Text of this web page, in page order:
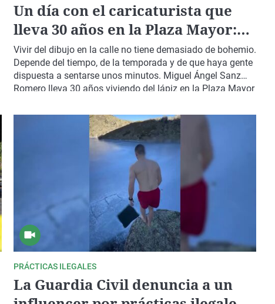
Un día con el caricaturista que
lleva 30 años en la Plaza Mayor:
"Empecé dibujando caricaturas
de mis profesores"
Vivir del dibujo en la calle no tiene demasiado de bohemio.
Depende del tiempo, de la temporada y de que haya gente
dispuesta a sentarse unos minutos. Miguel Ángel Sanz
Romero lleva 30 años viviendo del lápiz en la Plaza Mayor
su silla en la plaza: empezó en clase, haciendo caricaturas
a profesores mientras se aburría en el colegio.
PRÁCTICAS ILEGALES
La Guardia Civil denuncia a un